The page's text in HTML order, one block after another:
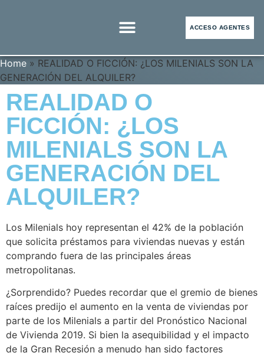
ACCESO AGENTES
Home » REALIDAD O FICCIÓN: ¿LOS MILENIALS SON LA
GENERACIÓN DEL ALQUILER?
REALIDAD O
FICCIÓN: ¿LOS
MILENIALS SON LA
GENERACIÓN DEL
ALQUILER?
Los Milenials hoy representan el 42% de la población
que solicita préstamos para viviendas nuevas y están
comprando fuera de las principales áreas
metropolitanas.
¿Sorprendido? Puedes recordar que el gremio de bienes
raíces predijo el aumento en la venta de viviendas por
parte de los Milenials a partir del Pronóstico Nacional
de Vivienda 2019. Si bien la asequibilidad y el impacto
de la Gran Recesión a menudo han sido factores